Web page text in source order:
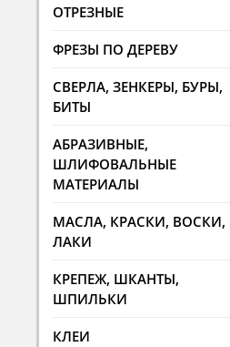
ОТРЕЗНЫЕ
ФРЕЗЫ ПО ДЕРЕВУ
СВЕРЛА, ЗЕНКЕРЫ, БУРЫ,
БИТЫ
АБРАЗИВНЫЕ,
ШЛИФОВАЛЬНЫЕ
МАТЕРИАЛЫ
МАСЛА, КРАСКИ, ВОСКИ,
ЛАКИ
КРЕПЕЖ, ШКАНТЫ,
ШПИЛЬКИ
КЛЕИ